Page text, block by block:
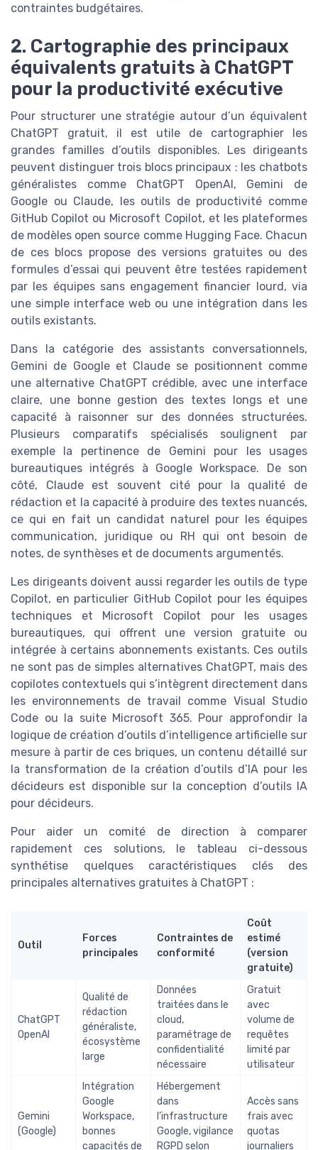
contraintes budgétaires.
2. Cartographie des principaux
équivalents gratuits à ChatGPT
pour la productivité exécutive
Pour structurer une stratégie autour d’un équivalent
ChatGPT gratuit, il est utile de cartographier les
grandes familles d’outils disponibles. Les dirigeants
peuvent distinguer trois blocs principaux : les chatbots
généralistes comme ChatGPT OpenAI, Gemini de
Google ou Claude, les outils de productivité comme
GitHub Copilot ou Microsoft Copilot, et les plateformes
de modèles open source comme Hugging Face. Chacun
de ces blocs propose des versions gratuites ou des
formules d’essai qui peuvent être testées rapidement
par les équipes sans engagement financier lourd, via
une simple interface web ou une intégration dans les
outils existants.
Dans la catégorie des assistants conversationnels,
Gemini de Google et Claude se positionnent comme
une alternative ChatGPT crédible, avec une interface
claire, une bonne gestion des textes longs et une
capacité à raisonner sur des données structurées.
Plusieurs comparatifs spécialisés soulignent par
exemple la pertinence de Gemini pour les usages
bureautiques intégrés à Google Workspace. De son
côté, Claude est souvent cité pour la qualité de
rédaction et la capacité à produire des textes nuancés,
ce qui en fait un candidat naturel pour les équipes
communication, juridique ou RH qui ont besoin de
notes, de synthèses et de documents argumentés.
Les dirigeants doivent aussi regarder les outils de type
Copilot, en particulier GitHub Copilot pour les équipes
techniques et Microsoft Copilot pour les usages
bureautiques, qui offrent une version gratuite ou
intégrée à certains abonnements existants. Ces outils
ne sont pas de simples alternatives ChatGPT, mais des
copilotes contextuels qui s’intègrent directement dans
les environnements de travail comme Visual Studio
Code ou la suite Microsoft 365. Pour approfondir la
logique de création d’outils d’intelligence artificielle sur
mesure à partir de ces briques, un contenu détaillé sur
la transformation de la création d’outils d’IA pour les
décideurs est disponible sur la conception d’outils IA
pour décideurs.
Pour aider un comité de direction à comparer
rapidement ces solutions, le tableau ci-dessous
synthétise quelques caractéristiques clés des
principales alternatives gratuites à ChatGPT :
Outil
Forces
principales
Contraintes de
conformité
Coût
estimé
(version
gratuite)
ChatGPT
OpenAI
Qualité de
rédaction
généraliste,
écosystème
large
Données
traitées dans le
cloud,
paramétrage de
confidentialité
nécessaire
Gratuit
avec
volume de
requêtes
limité par
utilisateur
Gemini
(Google)
Intégration
Google
Workspace,
bonnes
capacités de
Hébergement
dans
l’infrastructure
Google, vigilance
RGPD selon
Accès sans
frais avec
quotas
journaliers